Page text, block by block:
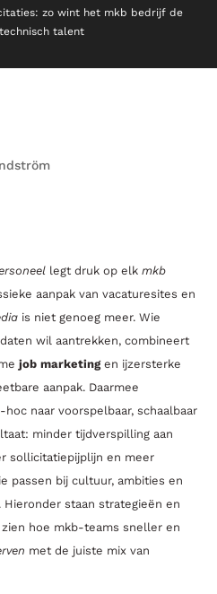
zo wint het mkb bedrijf de
talent
legt druk op elk mkb
aanpak van vacaturesites en
is niet genoeg meer. Wie
wil aantrekken, combineert
job marketingen ijzersterke
aanpak. Daarmee
naar voorspelbaar, schaalbaar
minder tijdverspilling aan
sollicitatiepijplijn en meer
passen bij cultuur, ambities en
staan strategieën en
hoe mkb-teams sneller en
met de juiste mix van